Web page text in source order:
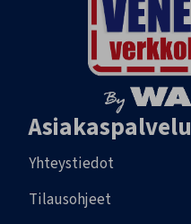
Asiakaspalvelu
Yhteystiedot
Tilausohjeet